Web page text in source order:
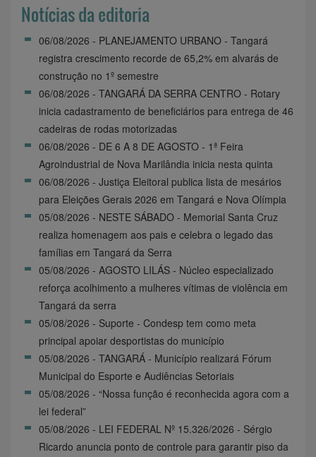
Notícias da editoria
06/08/2026 - PLANEJAMENTO URBANO - Tangará
registra crescimento recorde de 65,2% em alvarás de
construção no 1º semestre
06/08/2026 - TANGARÁ DA SERRA CENTRO - Rotary
inicia cadastramento de beneficiários para entrega de 46
cadeiras de rodas motorizadas
06/08/2026 - DE 6 A 8 DE AGOSTO - 1ª Feira
Agroindustrial de Nova Marilândia inicia nesta quinta
06/08/2026 - Justiça Eleitoral publica lista de mesários
para Eleições Gerais 2026 em Tangará e Nova Olímpia
05/08/2026 - NESTE SÁBADO - Memorial Santa Cruz
realiza homenagem aos pais e celebra o legado das
famílias em Tangará da Serra
05/08/2026 - AGOSTO LILÁS - Núcleo especializado
reforça acolhimento a mulheres vítimas de violência em
Tangará da serra
05/08/2026 - Suporte - Condesp tem como meta
principal apoiar desportistas do município
05/08/2026 - TANGARÁ - Município realizará Fórum
Municipal do Esporte e Audiências Setoriais
05/08/2026 - “Nossa função é reconhecida agora com a
lei federal”
05/08/2026 - LEI FEDERAL Nº 15.326/2026 - Sérgio
Ricardo anuncia ponto de controle para garantir piso da